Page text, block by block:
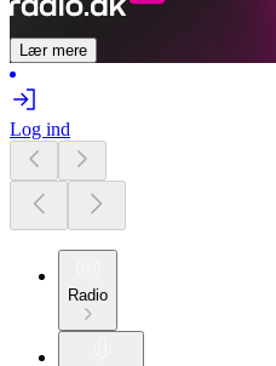
Lær mere
Log ind
Radio